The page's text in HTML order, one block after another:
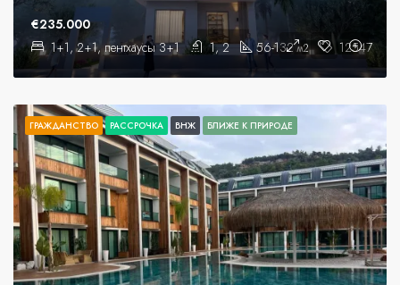
1+1, 2+1, пентхаусы 3+1 1, 2 56-132 м2 12547
€235.000
ГРАЖДАНСТВО РАССРОЧКА ВНЖ БЛИЖЕ К ПРИРОДЕ